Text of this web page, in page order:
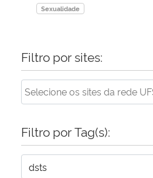
Gabinete de Segurança Institucional
Banco Central do Brasil
Planalto
Sexualidade
Filtro por sites:
Filtro por Tag(s):